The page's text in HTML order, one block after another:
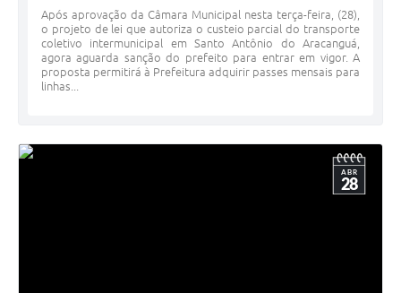
Após aprovação da Câmara Municipal nesta terça-feira, (28),
o projeto de lei que autoriza o custeio parcial do transporte
coletivo intermunicipal em Santo Antônio do Aracanguá,
agora aguarda sanção do prefeito para entrar em vigor. A
proposta permitirá à Prefeitura adquirir passes mensais para
linhas...
ABR
28